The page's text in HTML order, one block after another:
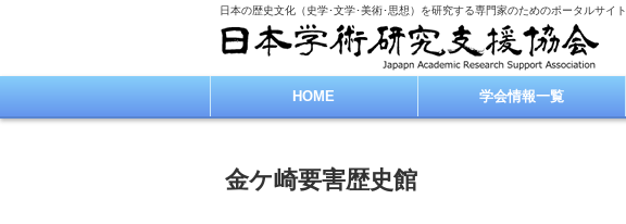
日本の歴史文化（史学･文学･美術･思想）を研究する専門家のためのポータルサイト
HOME 学会情報一覧
金ケ崎要害歴史館